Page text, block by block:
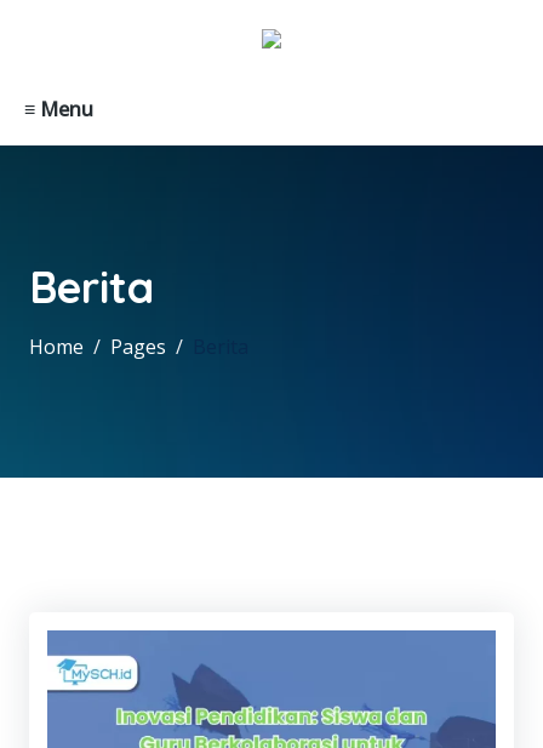
≡ Menu
Berita
Home Pages